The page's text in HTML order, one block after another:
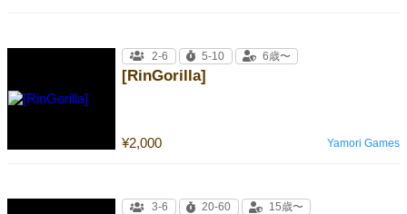
[RinGorilla]
¥2,000
2-6 5-10 6歳〜
Yamori Games
3-6 20-60 15歳〜